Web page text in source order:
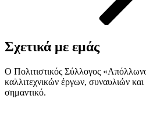
Σχετικά με εμάς
Ο Πολιτιστικός Σύλλογος
καλλιτεχνικών έργων, συναυλιών
σημαντικό.